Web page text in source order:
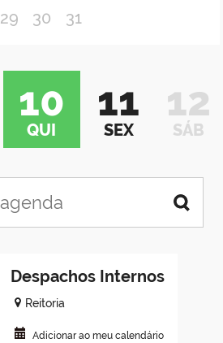
29 30 31
10
QUI
11
SEX
12
SÁB
Despachos Internos
Reitoria
Adicionar ao meu calendário